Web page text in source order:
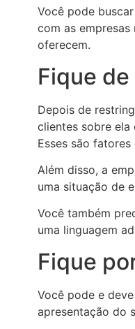
Você pode
com as
oferecem.
Fique
Depois de
clientes sobre ela
Esses são
Além disso, a
uma situação de
Você também
uma linguagem
Fique
Você pode e
apresentação do